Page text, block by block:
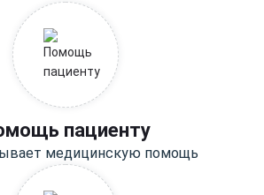
пациенту
медицинскую помощь